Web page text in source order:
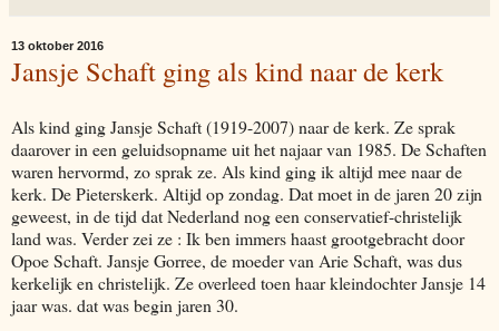
13 oktober 2016
Jansje Schaft ging als kind naar de kerk
Als kind ging Jansje Schaft (1919-2007) naar de kerk. Ze sprak
daarover in een geluidsopname uit het najaar van 1985. De Schaften
waren hervormd, zo sprak ze. Als kind ging ik altijd mee naar de
kerk. De Pieterskerk. Altijd op zondag. Dat moet in de jaren 20 zijn
geweest, in de tijd dat Nederland nog een conservatief-christelijk
land was. Verder zei ze : Ik ben immers haast grootgebracht door
Opoe Schaft. Jansje Gorree, de moeder van Arie Schaft, was dus
kerkelijk en christelijk. Ze overleed toen haar kleindochter Jansje 14
jaar was. dat was begin jaren 30.